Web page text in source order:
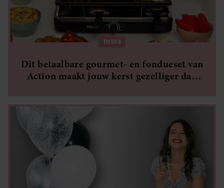
informatie die u aan ze heeft verstrekt of die ze hebben
verzameld op basis van uw gebruik van hun services. U
gaat akkoord met onze cookies als u onze website blijft
THUIS
Dit betaalbare gourmet- en fondueset van
Action maakt jouw kerst gezelliger dan